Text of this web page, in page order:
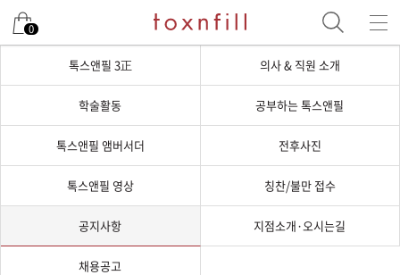
0
톡스앤필 3正 의사 & 직원 소개
학술활동 공부하는 톡스앤필
톡스앤필 앰버서더 전후사진
톡스앤필 영상 칭찬/불만 접수
공지사항 지점소개·오시는길
채용공고